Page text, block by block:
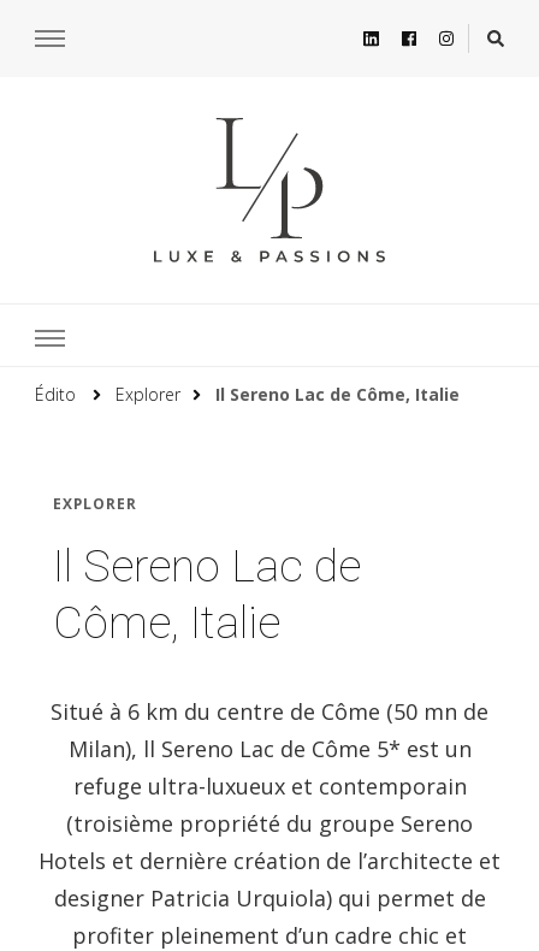
Édito Explorer Il Sereno Lac de Côme, Italie
EXPLORER
Il Sereno Lac de
Côme, Italie
Situé à 6 km du centre de Côme (50 mn de
Milan), ll Sereno Lac de Côme 5* est un
refuge ultra-luxueux et contemporain
(troisième propriété du groupe Sereno
Hotels et dernière création de l’architecte et
designer Patricia Urquiola) qui permet de
profiter pleinement d’un cadre chic et